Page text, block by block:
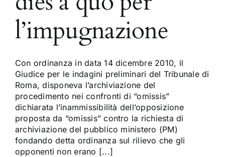
l’impugnazione
Con ordinanza in data 14 dicembre 2010, il
Giudice per le indagini preliminari del Tribunale di
Roma, disponeva l’archiviazione del
procedimento nei confronti di “omissis”
dichiarata l’inammissibilità dell’opposizione
proposta da “omissis” contro la richiesta di
archiviazione del pubblico ministero (PM)
fondando detta ordinanza sul rilievo che gli
opponenti non erano [...]